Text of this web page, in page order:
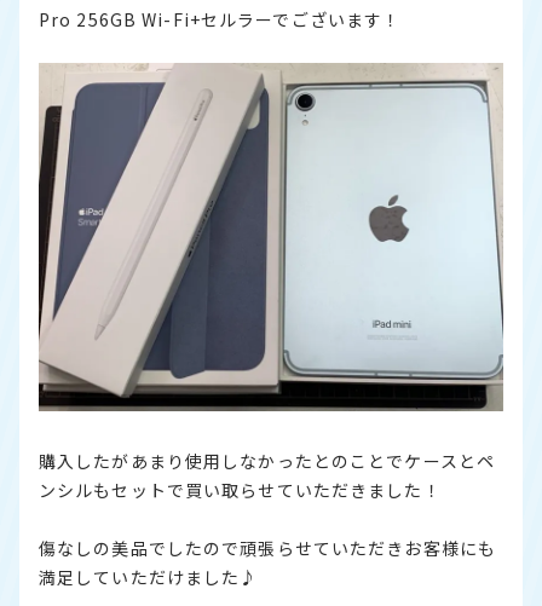
Pro 256GB Wi-Fi+セルラーでございます！
購入したがあまり使用しなかったとのことでケースとペ
ンシルもセットで買い取らせていただきました！
傷なしの美品でしたので頑張らせていただきお客様にも
満足していただけました♪